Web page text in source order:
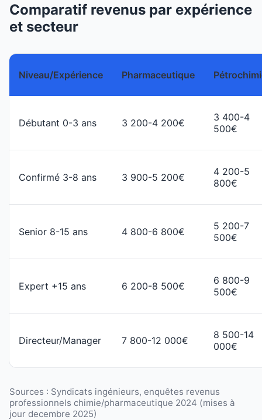
Comparatif revenus par expérience
et secteur
Niveau/Expérience Pharmaceutique
Débutant 0-3 ans 3 200-4 200€
3 400-4
500€
Confirmé 3-8 ans 3 900-5 200€
4 200-5
800€
Senior 8-15 ans 4 800-6 800€
5 200-7
500€
Expert +15 ans 6 200-8 500€
6 800-9
500€
Directeur/Manager 7 800-12 000€
8 500-14
000€
Sources : Syndicats ingénieurs, enquêtes revenus
professionnels chimie/pharmaceutique 2024 (mises à
jour decembre 2025)